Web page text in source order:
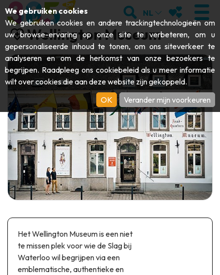
BEZOEKEN
Abdijen & religieuze monumenten
Archeologie
Kunst
Ambachten & knowhow
Kastelen, citadellen & belforten
Folklore & lokale geschiedenis
Geschiedenis
Wetenschapsparken
Auto- & spoorerfgoed
ONTDEKKEN
Grotten
Tuinen, parken & natuursites
Aquariums, dierenparken & -tuinen
BEWEGEN
Toeristische boten & cruises
Railbikes & toeristische treinen
Kajaks
Thema & recreatiepark
Recreatie- & waterpretparken
EVENEMENTEN
DE LEUKSTE ACTIVITEITEN VOOR
DEZE ZOMER
DOWNLOAD DE GIDS
ZOEKEN
NL MIJN
Wellington Museum
Het Wellington Museum is een niet
te missen plek voor wie de Slag bij
Waterloo wil begrijpen via een
emblematische, authentieke en
We gebruiken cookies
We gebruiken cookies en andere trackingtechnologieën om
uw browse-ervaring op onze site te verbeteren, om u
gepersonaliseerde inhoud te tonen, om ons siteverkeer te
analyseren en om de herkomst van onze bezoekers te
begrijpen. Raadpleeg ons cookiebeleidals u meer informatie
wilt over cookies die aan deze website zijn gekoppeld.
OK
Verander mijn voorkeuren